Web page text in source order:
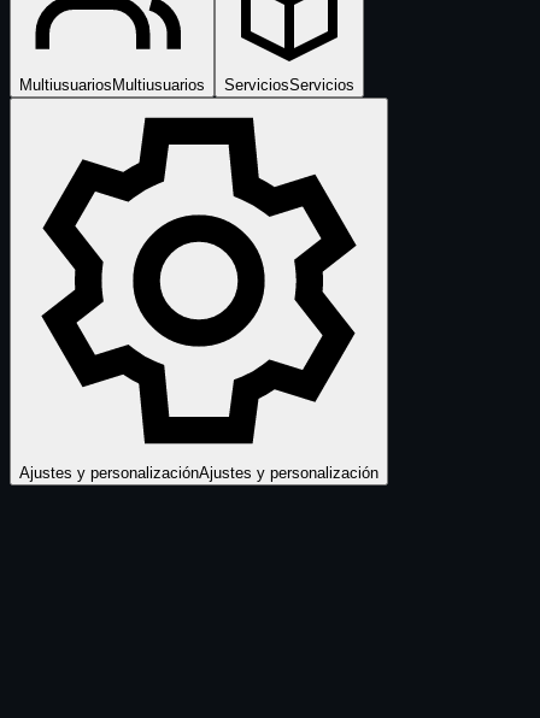
MultiusuariosMultiusuarios ServiciosServicios
Ajustes y personalizaciónAjustes y personalización